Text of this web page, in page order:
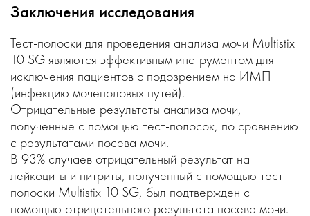
Заключения исследования
Тест-полоски для проведения анализа мочи Multistix
10 SG являются эффективным инструментом для
исключения пациентов с подозрением на ИМП
(инфекцию мочеполовых путей).
Отрицательные результаты анализа мочи,
полученные с помощью тест-полосок, по сравнению
с результатами посева мочи.
В 93% случаев отрицательный результат на
лейкоциты и нитриты, полученный с помощью тест-
полоски Multistix 10 SG, был подтвержден с
помощью отрицательного результата посева мочи.